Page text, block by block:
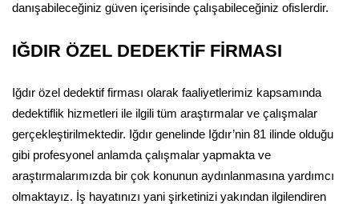
danışabileceğiniz güven içerisinde çalışabileceğiniz ofislerdir.
IĞDIR ÖZEL DEDEKTİF FİRMASI
Iğdır özel dedektif firması olarak faaliyetlerimiz kapsamında
dedektiflik hizmetleri ile ilgili tüm araştırmalar ve çalışmalar
gerçekleştirilmektedir. Iğdır genelinde Iğdır’nin 81 ilinde olduğu
gibi profesyonel anlamda çalışmalar yapmakta ve
araştırmalarımızda bir çok konunun aydınlanmasına yardımcı
olmaktayız. İş hayatınızı yani şirketinizi yakından ilgilendiren